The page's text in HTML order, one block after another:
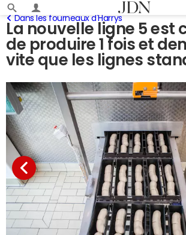
La nouvelle ligne 5 est
de produire 1 fois et
vite que les lignes
Dans les fourneaux d'Harrys